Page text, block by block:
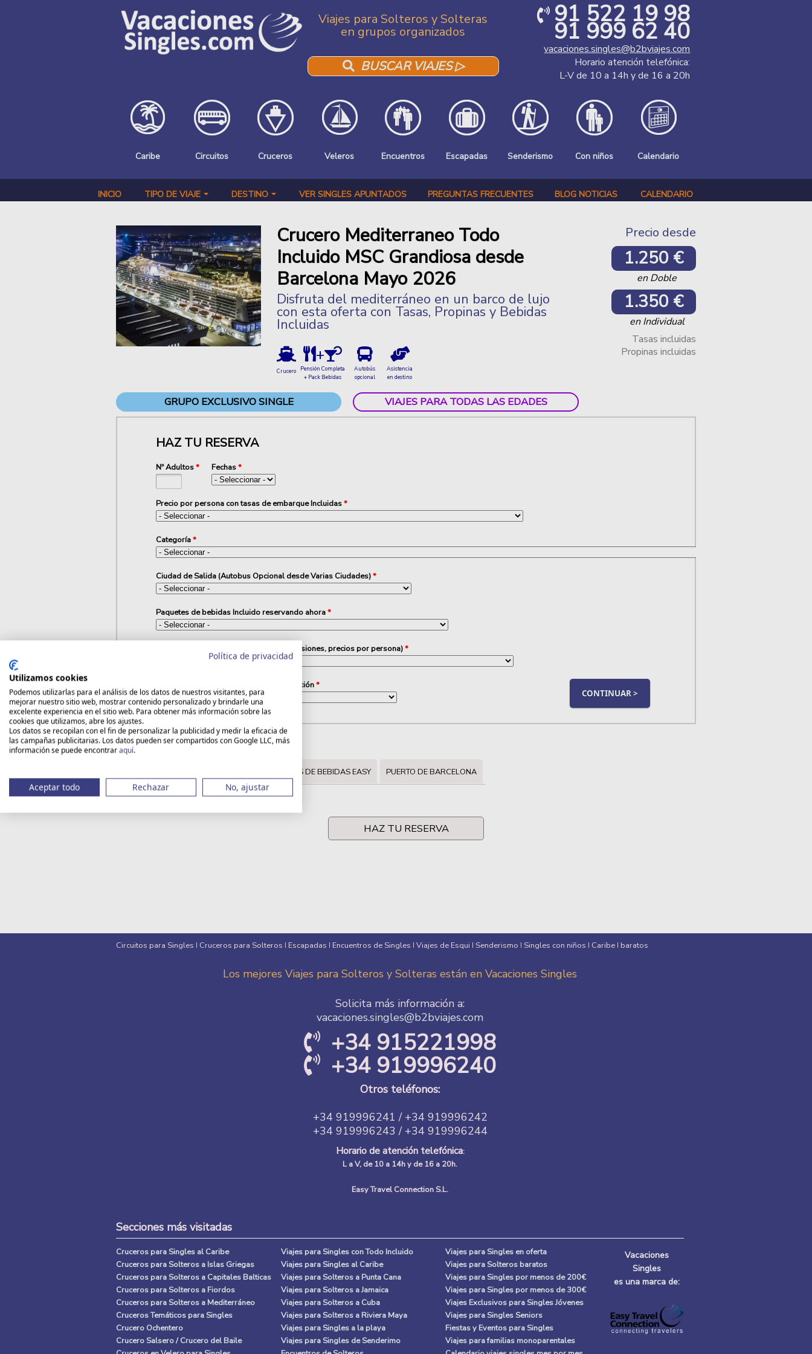
Viajes para Solteros y Solteras
en grupos organizados
BUSCAR VIAJES ▷
91 522 19 98
91 999 62 40
vacaciones.singles@b2bviajes.com
Horario atención telefónica:
L-V de 10 a 14h y de 16 a 20h
Caribe Circuitos Cruceros Veleros Encuentros Escapadas Senderismo Con niños Calendario
INICIO TIPO DE VIAJE DESTINO VER SINGLES APUNTADOS PREGUNTAS FRECUENTES BLOG NOTICIAS CALENDARIO
Crucero Mediterraneo Todo
Incluido MSC Grandiosa desde
Barcelona Mayo 2026
Disfruta del mediterráneo en un barco de lujo
con esta oferta con Tasas, Propinas y Bebidas
Incluidas
Crucero
+
Pensión Completa
+ Pack Bebidas
Autobús
opcional
Asistencia
en destino
GRUPO EXCLUSIVO SINGLE VIAJES PARA TODAS LAS EDADES
Precio desde
1.250 €
en Doble
1.350 €
en Individual
Tasas incluidas
Propinas incluidas
HAZ TU RESERVA
Nº Adultos* Fechas*
Precio por persona con tasas de embarque Incluidas*
Categoría*
Ciudad de Salida (Autobus Opcional desde Varias Ciudades)*
Paquetes de bebidas Incluido reservando ahora*
Excursiones opcionales (Paquete 3 excursiones, precios por persona)*
Seguro opcional de Asistencia y Cancelación*
PAQUETES DE BEBIDAS EASY PUERTO DE BARCELONA
Este viaje no está disponible
HAZ TU RESERVA
Circuitos para Singles Cruceros para Solteros Escapadas Encuentros de Singles Viajes de Esqui Senderismo Singles con niños Caribe baratos
Los mejores Viajes para Solteros y Solteras están en Vacaciones Singles
Solicita más información a:
vacaciones.singles@b2bviajes.com
+34 915221998
+34 919996240
Otros teléfonos:
+34 919996241 / +34 919996242
+34 919996243 / +34 919996244
Horario de atención telefónica:
L a V, de 10 a 14h y de 16 a 20h.
Easy Travel Connection S.L.
Secciones más visitadas
Cruceros para Singles al Caribe
Cruceros para Solteros a Islas Griegas
Cruceros para Solteros a Capitales Balticas
Cruceros para Solteros a Fiordos
Cruceros para Solteros a Mediterráneo
Cruceros Temáticos para Singles
Crucero Ochentero
Crucero Salsero / Crucero del Baile
Viajes para Singles con Todo Incluido
Viajes para Singles al Caribe
Viajes para Solteros a Punta Cana
Viajes para Solteros a Jamaica
Viajes para Solteros a Cuba
Viajes para Solteros a Riviera Maya
Viajes para Singles a la playa
Viajes para Singles de Senderimo
Viajes para Singles en oferta
Viajes para Solteros baratos
Viajes para Singles por menos de 200€
Viajes para Singles por menos de 300€
Viajes Exclusivos para Singles Jóvenes
Viajes para Singles Seniors
Fiestas y Eventos para Singles
Viajes para familias monoparentales
Vacaciones
Singles
es una marca de:
Política de privacidad
Utilizamos cookies
Podemos utilizarlas para el análisis de los datos de nuestros visitantes, para
mejorar nuestro sitio web, mostrar contenido personalizado y brindarle una
excelente experiencia en el sitio web. Para obtener más información sobre las
cookies que utilizamos, abre los ajustes.
Los datos se recopilan con el fin de personalizar la publicidad y medir la eficacia de
las campañas publicitarias. Los datos pueden ser compartidos con Google LLC, más
información se puede encontraraquí.
Aceptar todo Rechazar No, ajustar